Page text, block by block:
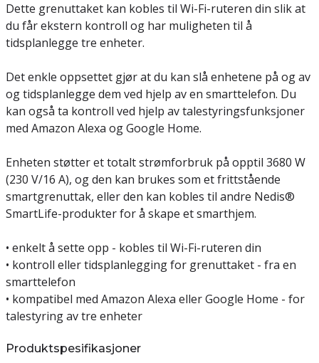
Dette grenuttaket kan kobles til Wi-Fi-ruteren din slik at
du får ekstern kontroll og har muligheten til å
tidsplanlegge tre enheter.
Det enkle oppsettet gjør at du kan slå enhetene på og av
og tidsplanlegge dem ved hjelp av en smarttelefon. Du
kan også ta kontroll ved hjelp av talestyringsfunksjoner
med Amazon Alexa og Google Home.
Enheten støtter et totalt strømforbruk på opptil 3680 W
(230 V/16 A), og den kan brukes som et frittstående
smartgrenuttak, eller den kan kobles til andre Nedis®
SmartLife-produkter for å skape et smarthjem.
• enkelt å sette opp - kobles til Wi-Fi-ruteren din
• kontroll eller tidsplanlegging for grenuttaket - fra en
smarttelefon
• kompatibel med Amazon Alexa eller Google Home - for
talestyring av tre enheter
Produktspesifikasjoner